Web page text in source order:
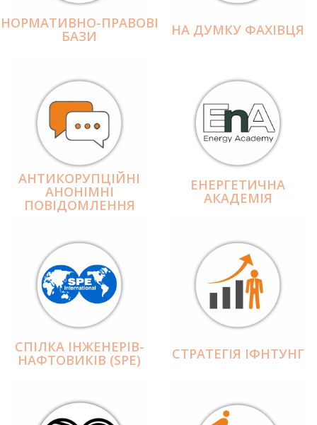
НОРМАТИВНО-ПРАВОВІ
БАЗИ НА ДУМКУ ФАХІВЦЯ
АНТИКОРУПЦІЙНІ
АНОНІМНІ
ПОВІДОМЛЕННЯ
ЕНЕРГЕТИЧНА
АКАДЕМІЯ
СПІЛКА ІНЖЕНЕРІВ-
НАФТОВИКІВ (SPE) СТРАТЕГІЯ ІФНТУНГ